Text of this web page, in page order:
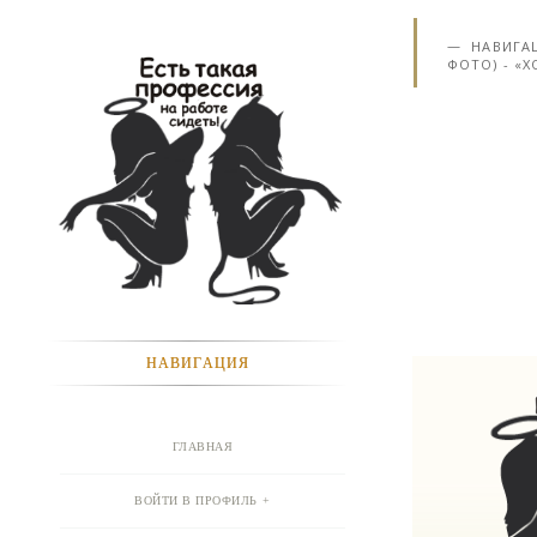
ФОТО) -
НАВИГАЦИЯ
ГЛАВНАЯ
ВОЙТИ В ПРОФИЛЬ